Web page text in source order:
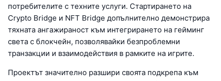
потребителите с техните услуги. Стартирането на
Crypto Bridge и NFT Bridge допълнително демонстрира
тяхната ангажираност към интегрирането на гейминг
света с блокчейн, позволявайки безпроблемни
транзакции и взаимодействия в рамките на игрите.
Проектът значително разшири своята подкрепа към